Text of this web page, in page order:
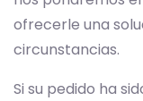
ofrecerle una
circunstancias.
Si su pedido ha